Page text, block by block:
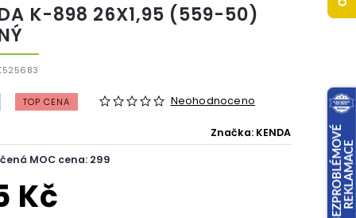
K-898 26X1,95 (559-50)
TOP CENA Neohodnoceno
Značka: KENDA
MOC cena: 299
Kč